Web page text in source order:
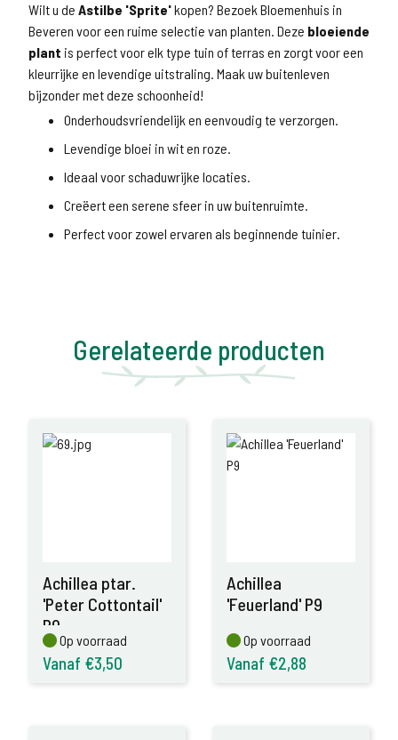
Wilt u de Astilbe 'Sprite'kopen? Bezoek Bloemenhuis in
Beveren voor een ruime selectie van planten. Deze bloeiende
plant is perfect voor elk type tuin of terras en zorgt voor een
kleurrijke en levendige uitstraling. Maak uw buitenleven
bijzonder met deze schoonheid!
Onderhoudsvriendelijk en eenvoudig te verzorgen.
Levendige bloei in wit en roze.
Ideaal voor schaduwrijke locaties.
Creëert een serene sfeer in uw buitenruimte.
Perfect voor zowel ervaren als beginnende tuinier.
Gerelateerde producten
Achillea ptar.
'Peter Cottontail'
P9
Op voorraad
Op voorraad
Vanaf €3,50
Achillea
'Feuerland' P9
Op voorraad
Op voorraad
Vanaf €2,88